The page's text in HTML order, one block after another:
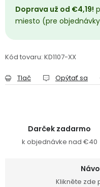
Doprava už od €4,19!
miesto (pre
Kód tovaru: KD1107-XX
Tlač Opýtať sa
Darček zadarmo
k objednávke nad €40
Klikněte zde